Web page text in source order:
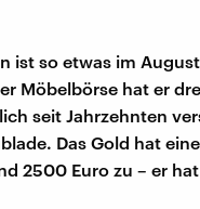
ist so etwas im
Möbelbörse hat er
seit Jahrzehnten
Das Gold hat
2500 Euro zu – er